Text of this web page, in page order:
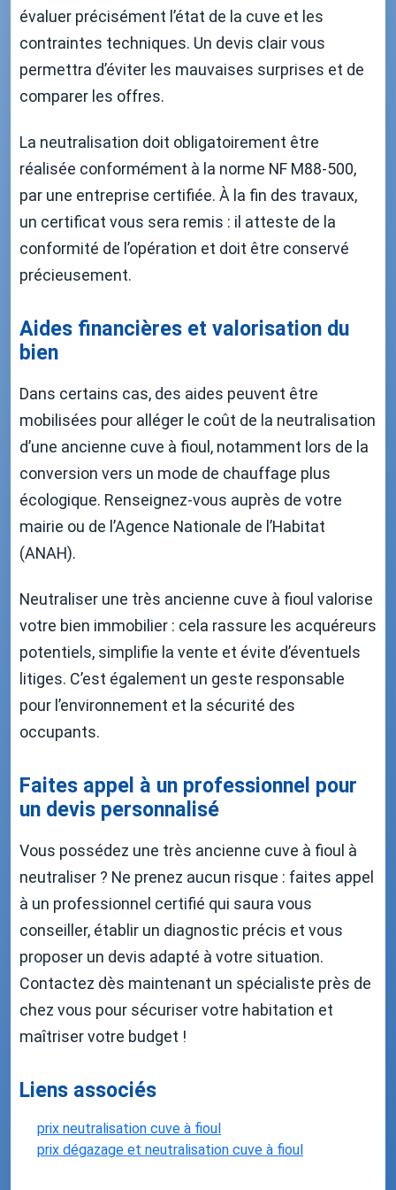
évaluer précisément l’état de la cuve et les
contraintes techniques. Un devis clair vous
permettra d’éviter les mauvaises surprises et de
comparer les offres.
La neutralisation doit obligatoirement être
réalisée conformément à la norme NF M88-500,
par une entreprise certifiée. À la fin des travaux,
un certificat vous sera remis : il atteste de la
conformité de l’opération et doit être conservé
précieusement.
Aides financières et valorisation du
bien
Dans certains cas, des aides peuvent être
mobilisées pour alléger le coût de la neutralisation
d’une ancienne cuve à fioul, notamment lors de la
conversion vers un mode de chauffage plus
écologique. Renseignez-vous auprès de votre
mairie ou de l’Agence Nationale de l’Habitat
(ANAH).
Neutraliser une très ancienne cuve à fioul valorise
votre bien immobilier : cela rassure les acquéreurs
potentiels, simplifie la vente et évite d’éventuels
litiges. C’est également un geste responsable
pour l’environnement et la sécurité des
occupants.
Faites appel à un professionnel pour
un devis personnalisé
Vous possédez une très ancienne cuve à fioul à
neutraliser ? Ne prenez aucun risque : faites appel
à un professionnel certifié qui saura vous
conseiller, établir un diagnostic précis et vous
proposer un devis adapté à votre situation.
Contactez dès maintenant un spécialiste près de
chez vous pour sécuriser votre habitation et
maîtriser votre budget !
Liens associés
prix neutralisation cuve à fioul
prix dégazage et neutralisation cuve à fioul